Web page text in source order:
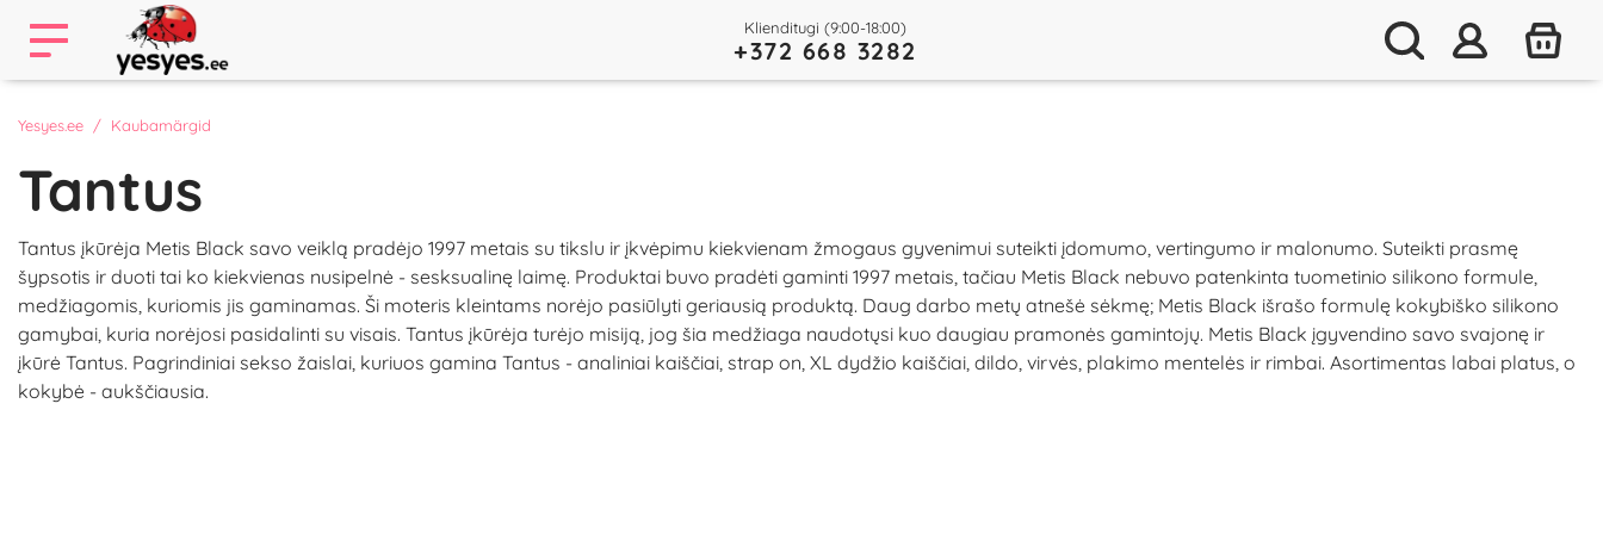
Klienditugi (9:00-18:00)
+372 668 3282
Yesyes.ee Kaubamärgid
Tantus
Tantus įkūrėja Metis Black savo veiklą pradėjo 1997 metais su tikslu ir įkvėpimu kiekvienam žmogaus gyvenimui suteikti įdomumo, vertingumo ir malonumo. Suteikti prasmę
šypsotis ir duoti tai ko kiekvienas nusipelnė - sesksualinę laimę. Produktai buvo pradėti gaminti 1997 metais, tačiau Metis Black nebuvo patenkinta tuometinio silikono formule,
medžiagomis, kuriomis jis gaminamas. Ši moteris kleintams norėjo pasiūlyti geriausią produktą. Daug darbo metų atnešė sėkmę; Metis Black išrašo formulę kokybiško silikono
gamybai, kuria norėjosi pasidalinti su visais. Tantus įkūrėja turėjo misiją, jog šia medžiaga naudotųsi kuo daugiau pramonės gamintojų. Metis Black įgyvendino savo svajonę ir
įkūrė Tantus. Pagrindiniai sekso žaislai, kuriuos gamina Tantus - analiniai kaiščiai, strap on, XL dydžio kaiščiai, dildo, virvės, plakimo mentelės ir rimbai. Asortimentas labai platus, o
kokybė - aukščiausia.